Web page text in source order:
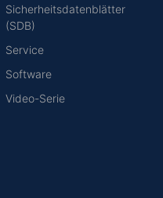
Sicherheitsdatenblätter
(SDB)
Service
Software
Video-Serie